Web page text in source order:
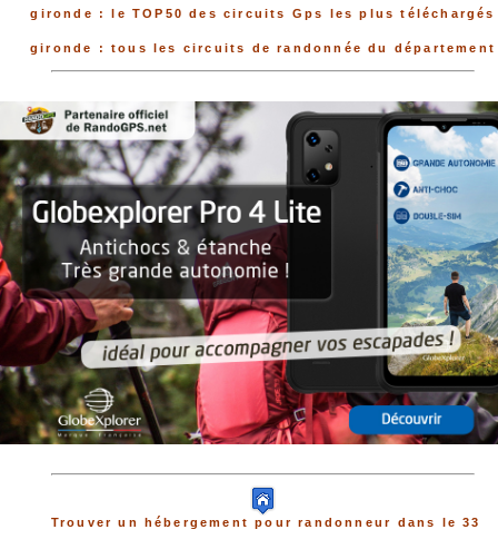
gironde : le TOP50 des circuits Gps les plus téléchargés
gironde : tous les circuits de randonnée du département
Trouver un hébergement pour randonneur dans le 33